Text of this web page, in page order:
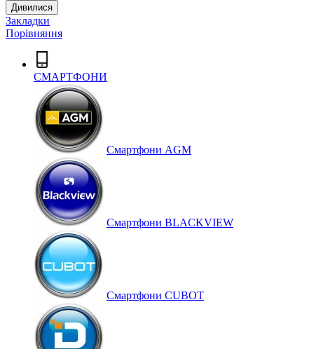
Дивилися
Закладки
Порівняння
СМАРТФОНИ
Cмартфони AGM
Смартфони BLACKVIEW
Смартфони CUBOT